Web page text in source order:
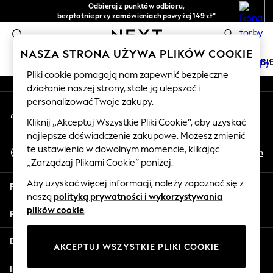
Odbieraj z punktów odbioru,
bezpłatnie przy zamówieniach powyżej 149 zł*
Łatwe zwroty*
0
HOLIDAY SHOP
Women's Holiday Shop
All Swimwear
All Beachwear
Bags & Accessories
Beach Dresses & Kaftans
Dresses
Flip Flops
Sliders
Jumpsuits & Playsuits
Sandals
Shorts
An error occurred on client
Nasze media społecznościowe
Moje konto
Zaloguj się na swoje konto
Wybierz Język
Polski
En
Pomoc
Prywatność i zasady prawne
Działy
Inne usługi
NASZA STRONA UŻYWA PLIKÓW COOKIE
Pliki cookie pomagają nam zapewnić bezpieczne
działanie naszej strony, stale ją ulepszać i
personalizować Twoje zakupy.
Kliknij „Akceptuj Wszystkie Pliki Cookie”, aby uzyskać
najlepsze doświadczenie zakupowe. Możesz zmienić
te ustawienia w dowolnym momencie, klikając
„Zarządzaj Plikami Cookie” poniżej.
Aby uzyskać więcej informacji, należy zapoznać się z
naszą polityką prywatności i wykorzystywania
plików cookie.
AKCEPTUJ WSZYSTKIE PLIKI COOKIE